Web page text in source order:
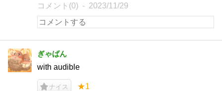
コメント(0) 2023/11/29
ぎゃばん
with audible
ナイス ★1